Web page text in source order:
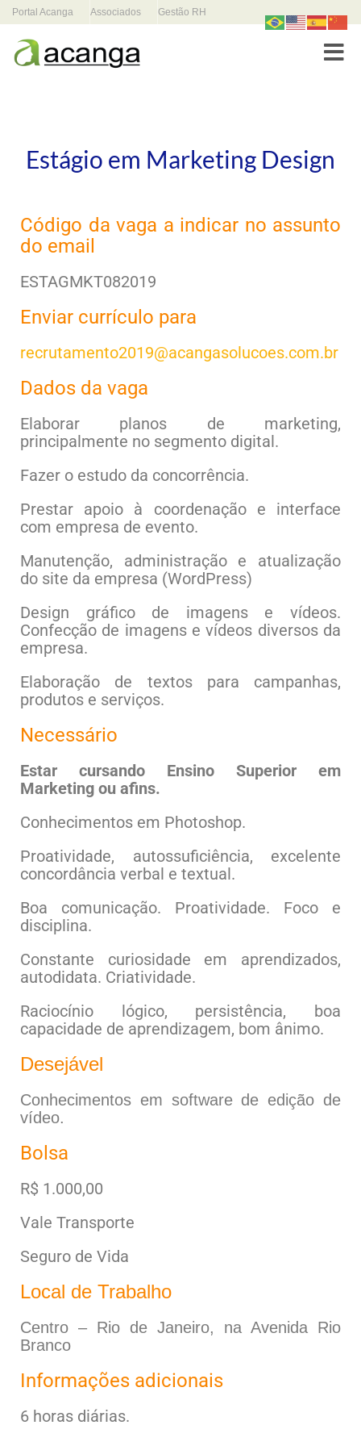
Portal Acanga Associados Gestão RH
Estágio em Marketing Design
Código da vaga a indicar no assunto
do email
ESTAGMKT082019
Enviar currículo para
recrutamento2019@acangasolucoes.com.br
Dados da vaga
Elaborar planos de marketing,
principalmente no segmento digital.
Fazer o estudo da concorrência.
Prestar apoio à coordenação e interface
com empresa de evento.
Manutenção, administração e atualização
do site da empresa (WordPress)
Design gráfico de imagens e vídeos.
Confecção de imagens e vídeos diversos da
empresa.
Elaboração de textos para campanhas,
produtos e serviços.
Necessário
Estar cursando Ensino Superior em
Marketing ou afins.
Conhecimentos em Photoshop.
Proatividade, autossuficiência, excelente
concordância verbal e textual.
Boa comunicação. Proatividade. Foco e
disciplina.
Constante curiosidade em aprendizados,
autodidata. Criatividade.
Raciocínio lógico, persistência, boa
capacidade de aprendizagem, bom ânimo.
Desejável
Conhecimentos em software de edição de
vídeo.
Bolsa
R$ 1.000,00
Vale Transporte
Seguro de Vida
Local de Trabalho
Centro – Rio de Janeiro, na Avenida Rio
Branco
Informações adicionais
6 horas diárias.